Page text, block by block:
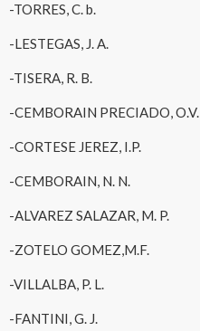
-TORRES, C. b.
-LESTEGAS, J. A.
-TISERA, R. B.
-CEMBORAIN PRECIADO, O.V.
-CORTESE JEREZ, I.P.
-CEMBORAIN, N. N.
-ALVAREZ SALAZAR, M. P.
-ZOTELO GOMEZ,M.F.
-VILLALBA, P. L.
-FANTINI, G. J.